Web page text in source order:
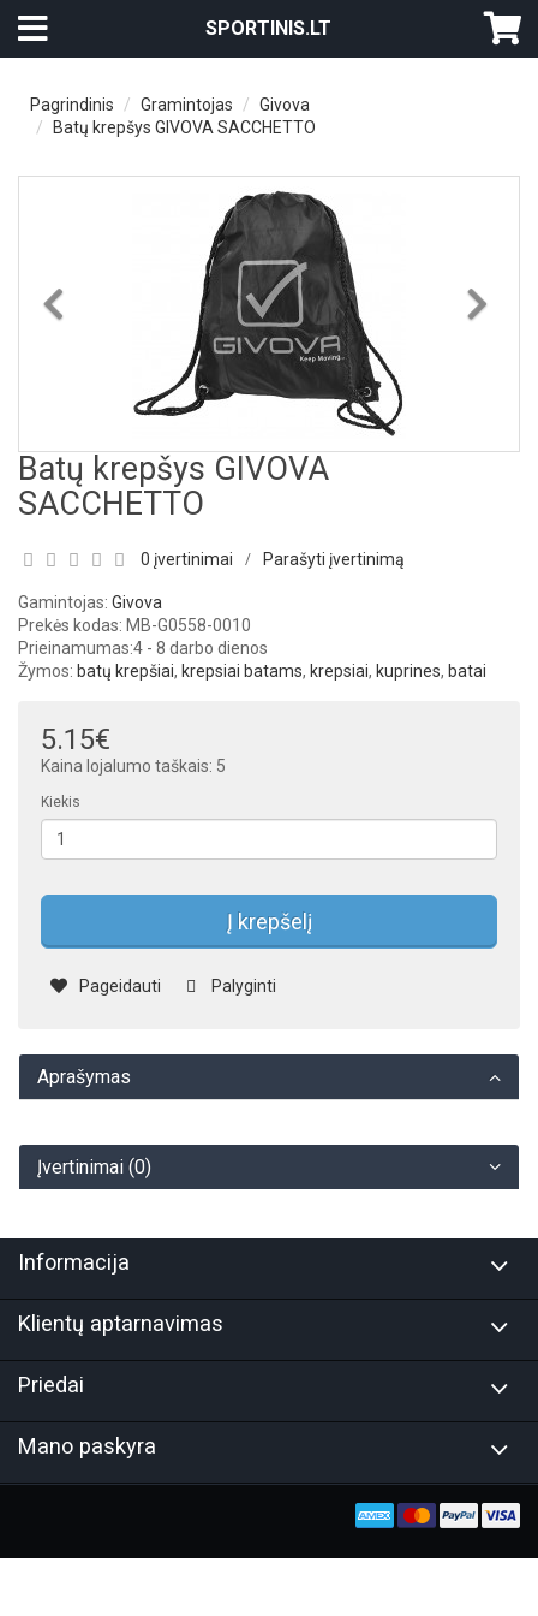
SPORTINIS.LT
Pagrindinis Gramintojas
Givova
Batų krepšys GIVOVA SACCHETTO
Batų krepšys GIVOVA
SACCHETTO
0 įvertinimai / Parašyti įvertinimą
Gamintojas: Givova
Prekės kodas: MB-G0558-0010
Prieinamumas:4 - 8 darbo dienos
Žymos: batų krepšiai, krepsiai batams, krepsiai, kuprines, batai
5.15€
Kaina lojalumo taškais: 5
Kiekis
Į krepšelį
Pageidauti Palyginti
Aprašymas
Įvertinimai (0)
Informacija
Klientų aptarnavimas
Priedai
Mano paskyra